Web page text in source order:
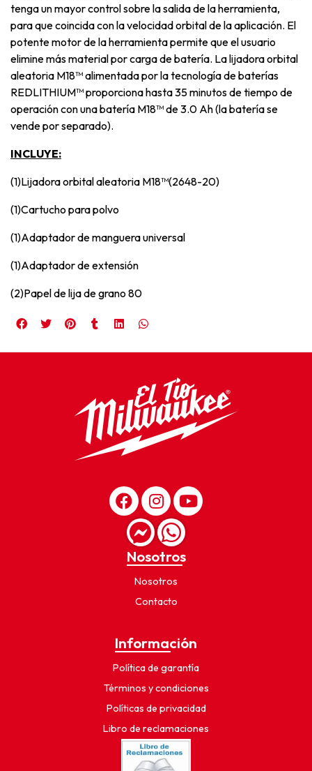
tenga un mayor control sobre la salida de la herramienta,
para que coincida con la velocidad orbital de la aplicación. El
potente motor de la herramienta permite que el usuario
elimine más material por carga de batería. La lijadora orbital
aleatoria M18™ alimentada por la tecnología de baterías
REDLITHIUM™ proporciona hasta 35 minutos de tiempo de
operación con una batería M18™ de 3.0 Ah (la batería se
vende por separado).
INCLUYE:
(1)Lijadora orbital aleatoria M18™(2648-20)
(1)Cartucho para polvo
(1)Adaptador de manguera universal
(1)Adaptador de extensión
(2)Papel de lija de grano 80
Nosotros
Nosotros
Contacto
Información
Política de garantía
Términos y condiciones
Políticas de privacidad
Libro de reclamaciones